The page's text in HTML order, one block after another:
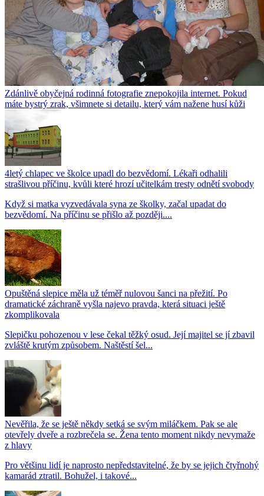
Zdánlivě obyčejná rodinná fotografie znepokojila internet. Pokud
máte bystrý zrak, všimnete si detailu, který vám nažene husí kůži
4letý chlapec ve školce upadl do bezvědomí. Lékaři odhalili
strašlivou příčinu, kvůli které hrozí učitelkám tresty odnětí svobody
Když si matka vyzvedávala syna ze školky, začal upadat do
bezvědomí. Na příčinu se přišlo až později....
Opuštěná slepice měla už téměř nulovou šanci na přežití. Po
dramatické záchraně vyšla najevo pravda, která situaci ještě
zkomplikovala
Slepičku pohozenou v lese čekal těžký osud. Její majitel se jí zbavil
zvláště krutým způsobem. Naštěstí šel...
Nevěřila, že se ještě někdy setká se svým miláčkem. Pak se ale
otevřely dveře a rozbrečela se. Žena tento moment nikdy nevymaže
z hlavy
Pro většinu lidí je naprosto nepředstavitelné, že by se jejich čtyřnohý
kamarád ztratil. Bohužel, i takové...